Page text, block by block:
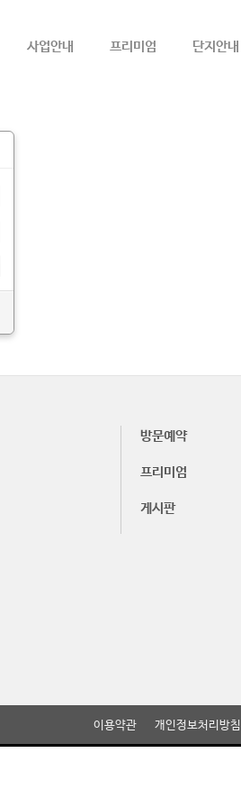
사업안내 프리미엄 단지안내
방문예약
프리미엄
게시판
개인정보처리방침
이용약관